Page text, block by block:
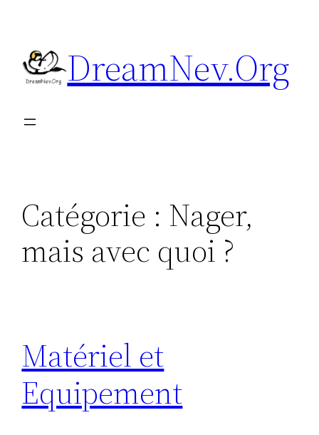
contenu
DreamNev.Org
Catégorie : Nager,
mais avec quoi ?
Matériel et
Equipement